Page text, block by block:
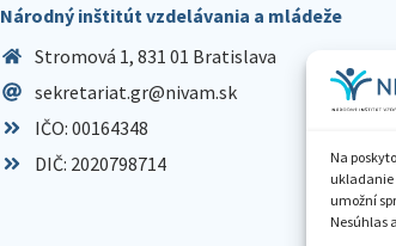
Na
ukladanie
umožní
Nesúhlas
Národný inštitút vzdelávania a mládeže
Stromová 1, 831 01 Bratislava
sekretariat.gr@nivam.sk
IČO: 00164348
DIČ: 2020798714